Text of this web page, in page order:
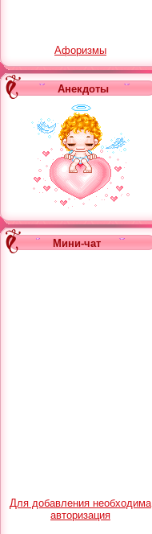
Афоризмы
Анекдоты
Мини-чат
Для добавления необходима
авторизация